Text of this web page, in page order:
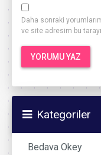
Daha sonraki
ve site adresim bu
Kategoriler
Bedava Okey